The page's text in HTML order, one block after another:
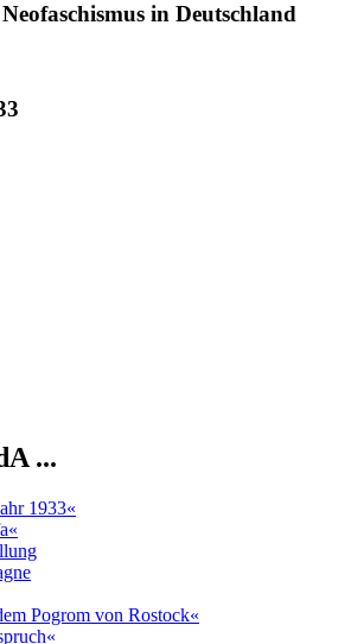
in Deutschland
...
1933«
Pogrom von Rostock«